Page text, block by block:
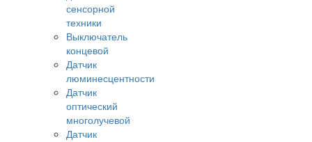
сенсорной
техники
Выключатель
концевой
Датчик
люминесцентности
Датчик
оптический
многолучевой
Датчик